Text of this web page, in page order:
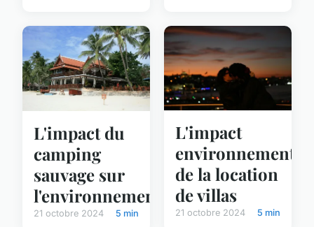
L'impact du
camping
sauvage sur
l'environnement
21 octobre 2024 5 min
L'impact
environnemental
de la location
de villas
21 octobre 2024 5 min